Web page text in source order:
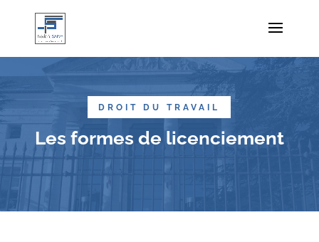
DROIT DU TRAVAIL
Les formes de licenciement